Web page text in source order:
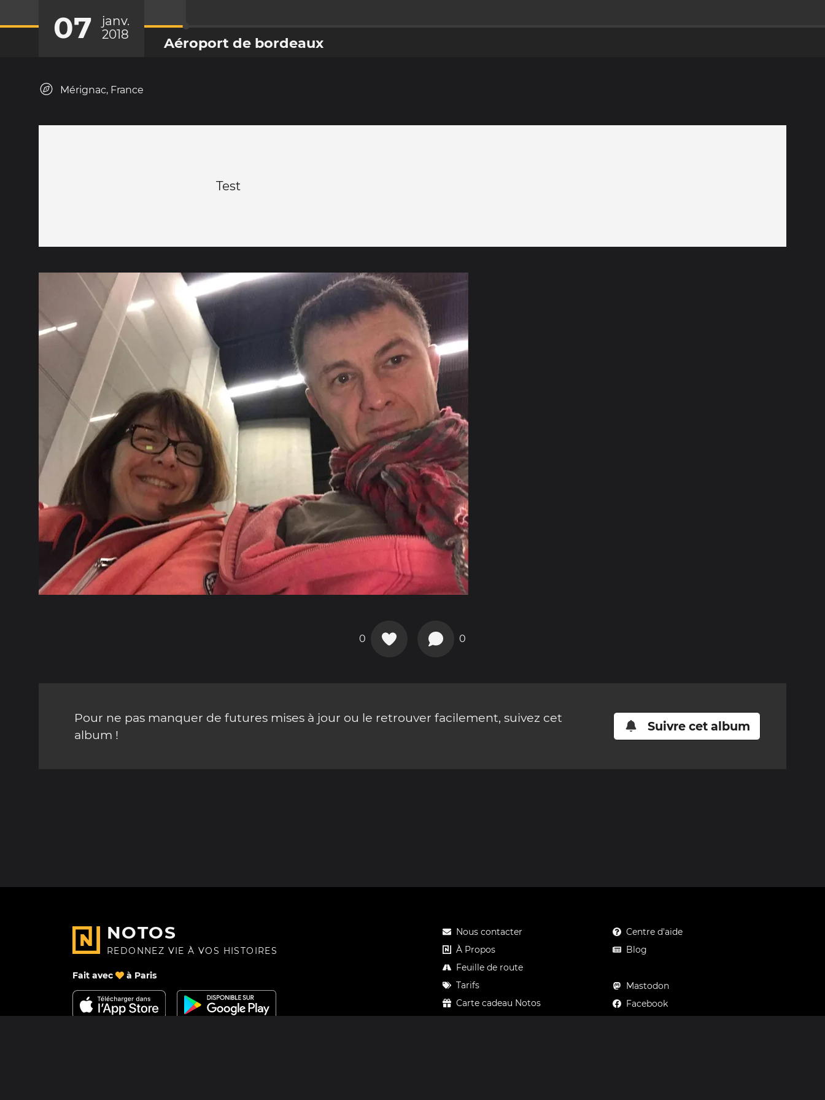
07
janv.
2018
Aéroport de bordeaux
Mérignac, France
Test
0 0
Pour ne pas manquer de futures mises à jour ou le retrouver facilement, suivez cet
album !
Suivre cet album
NOTOS
REDONNEZ VIE À VOS HISTOIRES
Fait avec à Paris
Nous contacter
À Propos
Feuille de route
Tarifs
Carte cadeau Notos
Centre d'aide
Blog
Mastodon
Facebook